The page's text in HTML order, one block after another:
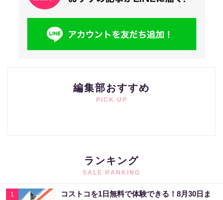
編集部おすすめ
PICK UP
ランキング
SALE RANKING
1
コストコを1日無料で体験できる！8月30日ま